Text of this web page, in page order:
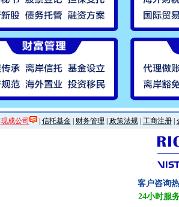
现成公司 | 信托基金| 财务管理 政策法规| 工商注册|
客户咨询
24小时服